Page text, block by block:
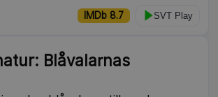
IMDb 8.7 SVT Play
Blåvalarnas